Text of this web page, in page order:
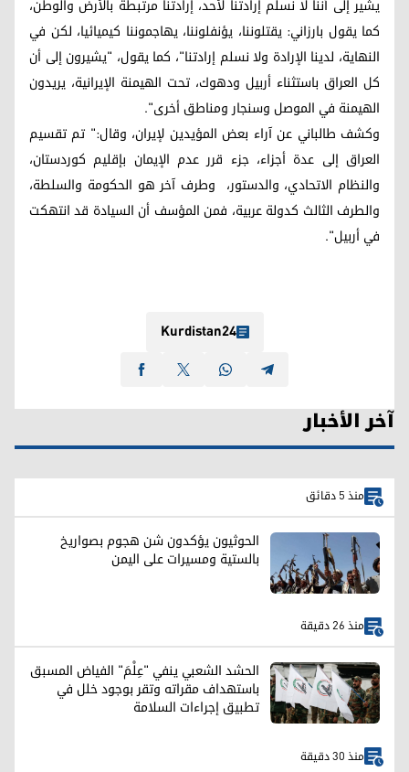
يشير إلى أننا لا نسلم إرادتنا لأحد، إرادتنا مرتبطة بالأرض والوطن،
كما يقول بارزاني: يقتلوننا، يؤنفلوننا، يهاجموننا كيميائيا، لكن في
النهاية، لدينا الإرادة ولا نسلم إرادتنا"، كما يقول، "يشيرون إلى أن
كل العراق باستثناء أربيل ودهوك، تحت الهيمنة الإيرانية، يريدون
الهيمنة في الموصل وسنجار ومناطق أخرى".
وكشف طالباني عن آراء بعض المؤيدين لإيران، وقال:" تم تقسيم
العراق إلى عدة أجزاء، جزء قرر عدم الإيمان بإقليم كوردستان،
والنظام الاتحادي، والدستور، وطرف آخر هو الحكومة والسلطة،
والطرف الثالث كدولة عربية، فمن المؤسف أن السيادة قد انتهكت
في أربيل".
Kurdistan24
آخر الأخبار
منذ 5 دقائق
الحوثيون يؤكدون شن هجوم بصواريخ
بالستية ومسيرات على اليمن
منذ 26 دقيقة
الحشد الشعبي ينفي "عِلْمَ" الفياض المسبق
باستهداف مقراته وتقر بوجود خلل في
تطبيق إجراءات السلامة
منذ 30 دقيقة